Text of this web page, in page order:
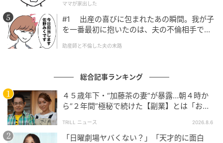
ママが家出した
#1 出産の喜びに包まれたあの瞬間。我が子
を一番最初に抱いたのは、夫の不倫相手でし
助産師と不倫した夫の末路
総合記事ランキング
４５歳年下・“加藤茶の妻”が暴露…朝４時か
ら“２年間”極秘で続けた【副業】とは「お金
TRILL ニュース 2026.8.6
「日曜劇場ヤバくない？」「天才的に面白